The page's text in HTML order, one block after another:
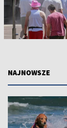
NAJNOWSZE